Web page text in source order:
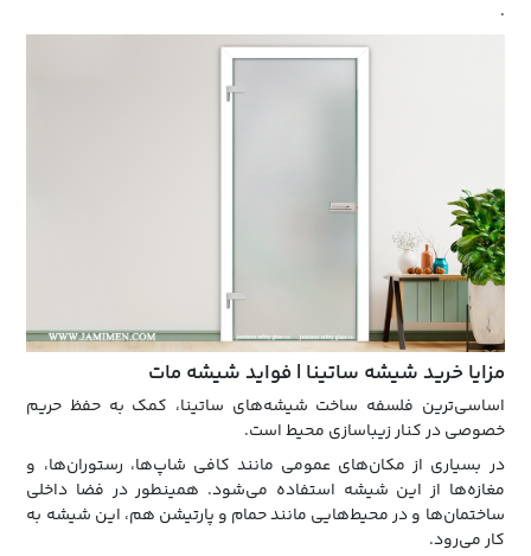
.
مزایا خرید شیشه ساتینا | فواید شیشه مات
اساسی‌ترین فلسفه ساخت شیشه‌های ساتینا، کمک به حفظ حریم
خصوصی در کنار زیباسازی محیط است.
در بسیاری از مکان‌های عمومی مانند کافی‌ شاپ‌ها، رستوران‌ها، و
مغازه‌ها از این شیشه استفاده می‌شود. همینطور در فضا داخلی
ساختمان‌ها و در محیط‌هایی مانند حمام و پارتیشن هم، این شیشه به
کار می‌رود.‌